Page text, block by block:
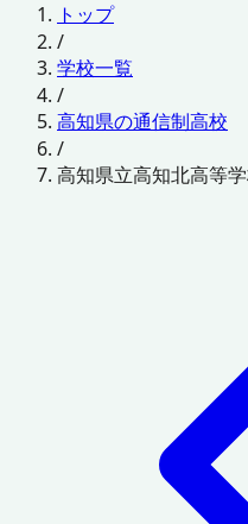
トップ
/
学校一覧
/
高知県の通信制高校
/
高知県立高知北高等